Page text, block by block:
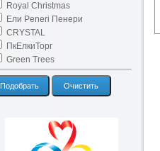
Royal Christmas
Ели Peneri Пенери
CRYSTAL
ПкЕлкиТорг
Green Trees
Подобрать Очистить